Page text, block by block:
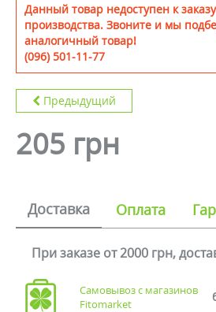
Данный товар недоступен к
производства. Звоните и мы
аналогичный товар!
(096) 501-11-77
Предыдущий
205 грн
Доставка Оплата
При заказе от 2000 грн,
Самовывоз с магазинов
Fitomarket